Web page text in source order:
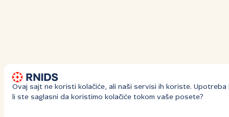
Ovaj sajt ne koristi kolačiće, ali naši servisi ih koriste. Upotreba
li ste saglasni da koristimo kolačiće tokom vaše posete?